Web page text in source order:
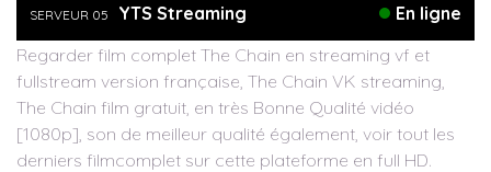
SERVEUR 05 YTS Streaming
En ligne
Regarder film complet The Chain en streaming vf et
fullstream version française, The Chain VK streaming,
The Chain film gratuit, en très Bonne Qualité vidéo
[1080p], son de meilleur qualité également, voir tout les
derniers filmcomplet sur cette plateforme en full HD.